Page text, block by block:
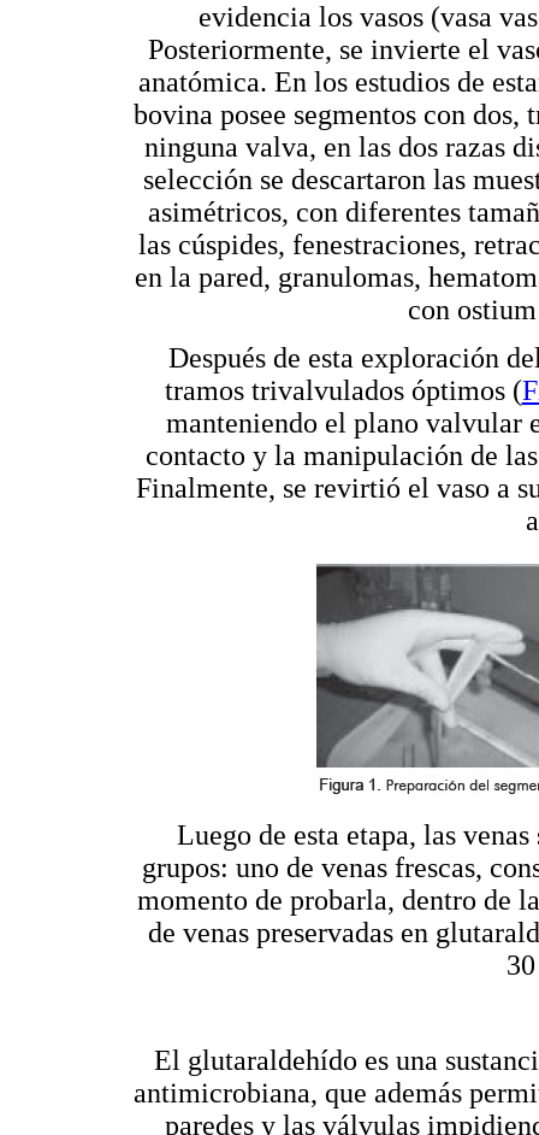
evidencia los vasos (vasa
Posteriormente, se invierte el
anatómica. En los estudios de
bovina posee segmentos con dos,
ninguna valva, en las dos razas
selección se descartaron las
asimétricos, con diferentes
las cúspides, fenestraciones,
en la pared, granulomas,
con
Después de esta exploración
tramos trivalvulados óptimos (
manteniendo el plano valvular
contacto y la manipulación de
Finalmente, se revirtió el vaso a
Luego de esta etapa, las
grupos: uno de venas frescas,
momento de probarla, dentro de
de venas preservadas en
El glutaraldehído es una
antimicrobiana, que además
paredes y las válvulas